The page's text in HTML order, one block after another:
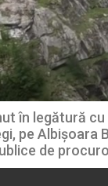
în legătură
pe Albișoara
de